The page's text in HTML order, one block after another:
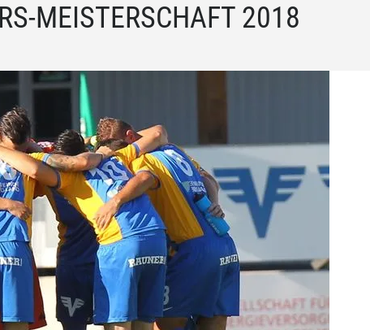
MEISTERSCHAFT 2018